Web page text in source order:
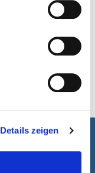
Details zeigen